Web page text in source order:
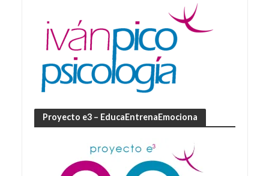
Proyecto e3 – EducaEntrenaEmociona